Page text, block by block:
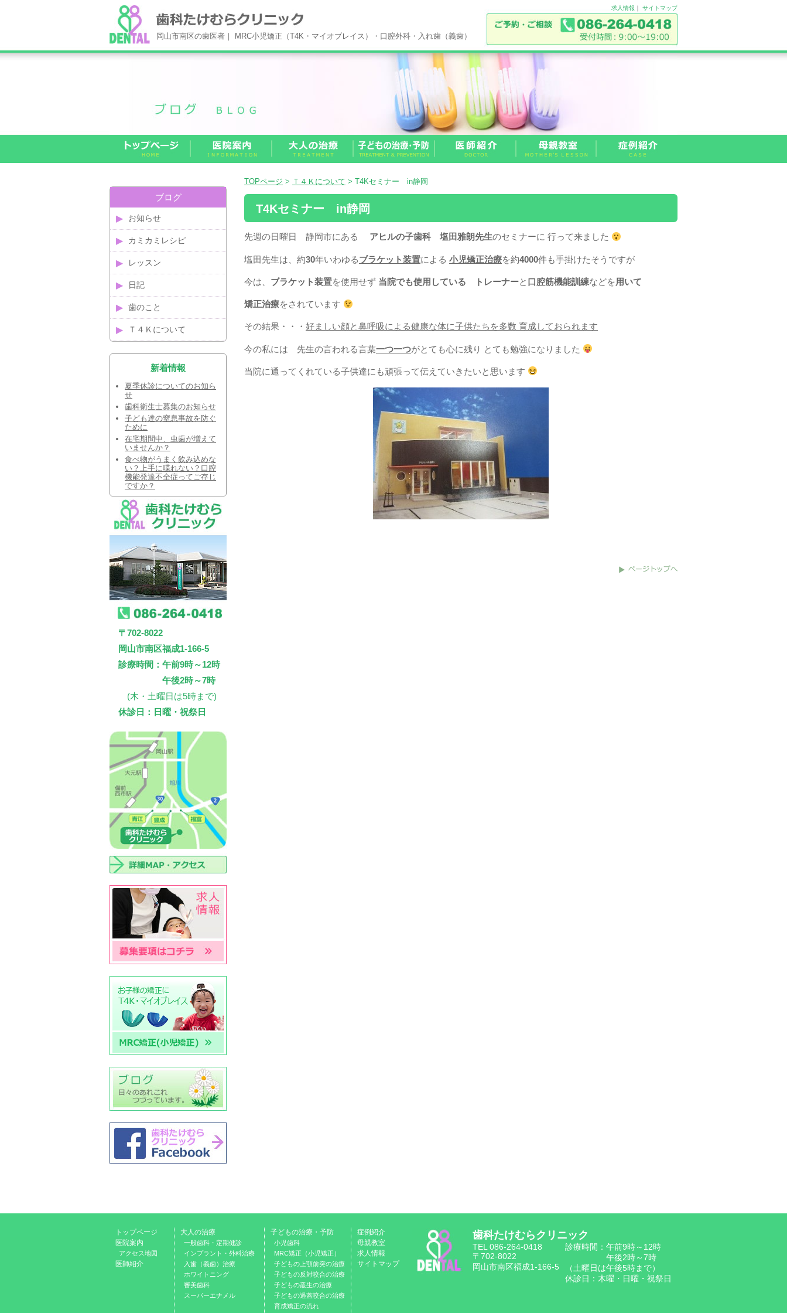
岡山市南区の歯医者｜ MRC小児矯正（T4K・マイオブレイス）・口腔外科・入れ歯（義歯）
求人情報 ｜ サイトマップ
TOPページ > Ｔ４Ｋについて > T4Kセミナー in静岡
T4Kセミナー in静岡
先週の日曜日 静岡市にある アヒルの子歯科 塩田雅朗先生のセミナーに 行って来ました
塩田先生は、約30年いわゆるブラケット装置による 小児矯正治療を約4000件も手掛けたそうですが
今は、 ブラケット装置を使用せず 当院でも使用している トレーナーと 口腔筋機能訓練などを用いて
矯正治療をされています
その結果・・・ 好ましい顔と鼻呼吸による健康な体に子供たちを多数 育成しておられます
今の私には 先生の言われる言葉一つ一つがとても心に残り とても勉強になりました
当院に通ってくれている子供達にも頑張って伝えていきたいと思います
ブログ
お知らせ
カミカミレシピ
レッスン
日記
歯のこと
Ｔ４Ｋについて
新着情報
夏季休診についてのお知ら
せ
歯科衛生士募集のお知らせ
子ども達の窒息事故を防ぐ
ために
在宅期間中、虫歯が増えて
いませんか？
食べ物がうまく飲み込めな
い？上手に喋れない？口腔
機能発達不全症ってご存じ
ですか？
〒702-8022
岡山市南区福成1-166-5
診療時間：午前9時～12時
午後2時～7時
(木・土曜日は5時まで)
休診日：日曜・祝祭日
トップページ
医院案内
アクセス地図
医師紹介
大人の治療
一般歯科・定期健診
インプラント・外科治療
入歯（義歯）治療
ホワイトニング
審美歯科
スーパーエナメル
子どもの治療・予防
小児歯科
MRC矯正（小児矯正）
子どもの上顎前突の治療
子どもの反対咬合の治療
子どもの叢生の治療
子どもの過蓋咬合の治療
育成矯正の流れ
症例紹介
母親教室
求人情報
サイトマップ
歯科たけむらクリニック
TEL 086-264-0418
〒702-8022
岡山市南区福成1-166-5
診療時間：午前9時～12時
午後2時～7時
（土曜日は午後5時まで）
休診日：木曜・日曜・祝祭日